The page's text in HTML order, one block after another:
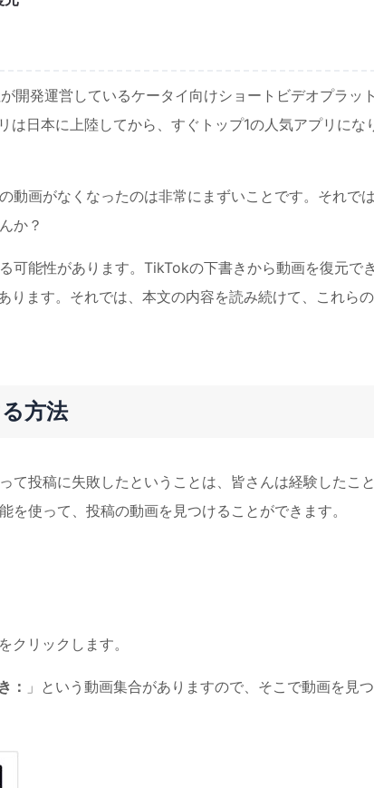
開発運営しているケータイ向けショートビデオプラッ
は日本に上陸してから、すぐトップ1の人気アプリにな
動画がなくなったのは非常にまずいことです。それで
か？
可能性があります。TikTokの下書きから動画を復元で
ります。それでは、本文の内容を読み続けて、これら
方法
て投稿に失敗したということは、皆さんは経験したこ
使って、投稿の動画を見つけることができます。
クリックします。
： 」という動画集合がありますので、そこで動画を見